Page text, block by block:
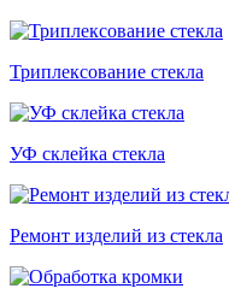
Триплексование стекла
УФ склейка стекла
Ремонт изделий из стекла